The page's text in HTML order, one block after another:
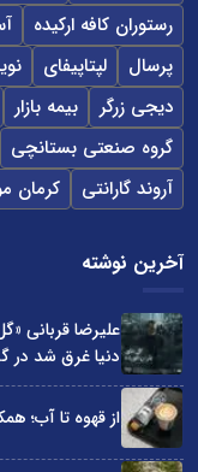
رستوران کافه ارکیده
پرسال
لپتاپیفای
دیجی زرگر
بیمه بازار
گروه صنعتی بستانچی
آروند گارانتی
کرمان
آخرین نوشته
علیرضا قربانی
دنیا غرق شد در
از قهوه تا آب؛